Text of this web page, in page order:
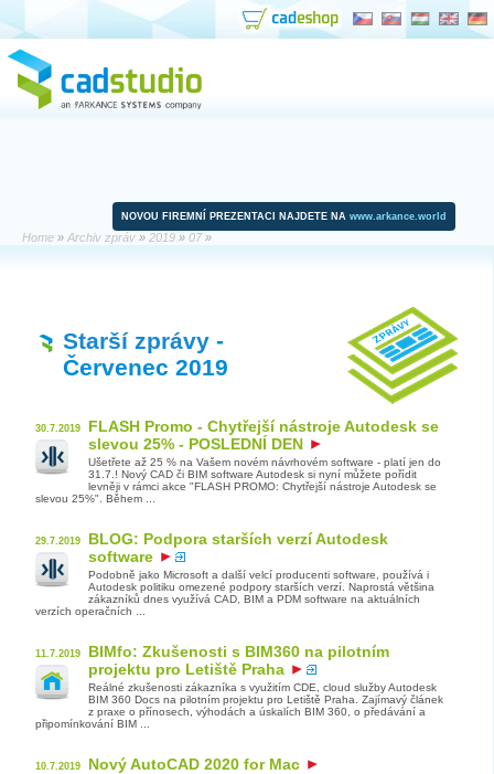
NOVOU FIREMNÍ PREZENTACI NAJDETE NA www.arkance.world
Home » Archiv zpráv » 2019 » 07 »
Starší zprávy -
Červenec 2019
30.7.2019
FLASH Promo - Chytřejší nástroje Autodesk se
slevou 25% - POSLEDNÍ DEN
Ušetřete až 25 % na Vašem novém návrhovém software - platí jen do
31.7.! Nový CAD či BIM software Autodesk si nyní můžete pořídit
levněji v rámci akce "FLASH PROMO: Chytřejší nástroje Autodesk se
slevou 25%". Během ...
29.7.2019
BLOG: Podpora starších verzí Autodesk
software
Podobně jako Microsoft a další velcí producenti software, používá i
Autodesk politiku omezené podpory starších verzí. Naprostá většina
zákazníků dnes využívá CAD, BIM a PDM software na aktuálních
verzích operačních ...
11.7.2019
BIMfo: Zkušenosti s BIM360 na pilotním
projektu pro Letiště Praha
Reálné zkušenosti zákazníka s využitím CDE, cloud služby Autodesk
BIM 360 Docs na pilotním projektu pro Letiště Praha. Zajímavý článek
z praxe o přínosech, výhodách a úskalích BIM 360, o předávání a
připomínkování BIM ...
10.7.2019 Nový AutoCAD 2020 for Mac